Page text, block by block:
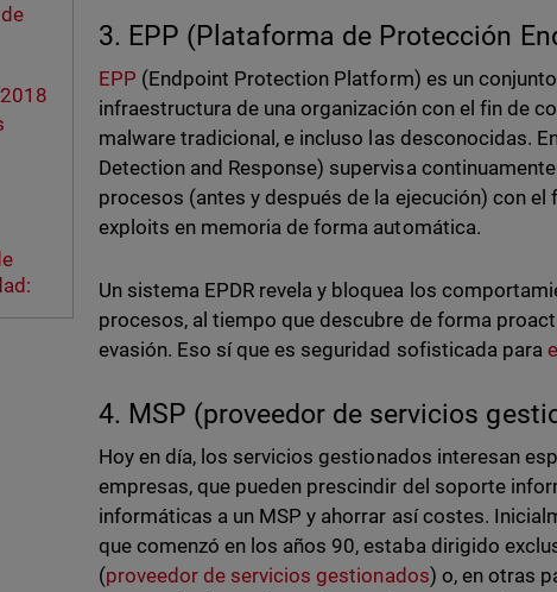
3. EPP (Plataforma de Protección
EPP (Endpoint Protection Platform) es un
infraestructura de una organización con el fin de
malware tradicional, e incluso las desconocidas.
Detection and Response) supervisa
procesos (antes y después de la ejecución) con
exploits en memoria de forma automática.
Un sistema EPDR revela y bloquea los
procesos, al tiempo que descubre de forma
evasión. Eso sí que es seguridad sofisticada para
4. MSP (proveedor de servicios
Hoy en día, los servicios gestionados interesan
empresas, que pueden prescindir del soporte
informáticas a un MSP y ahorrar así costes.
que comenzó en los años 90, estaba dirigido
(proveedor de servicios gestionados) o, en otras